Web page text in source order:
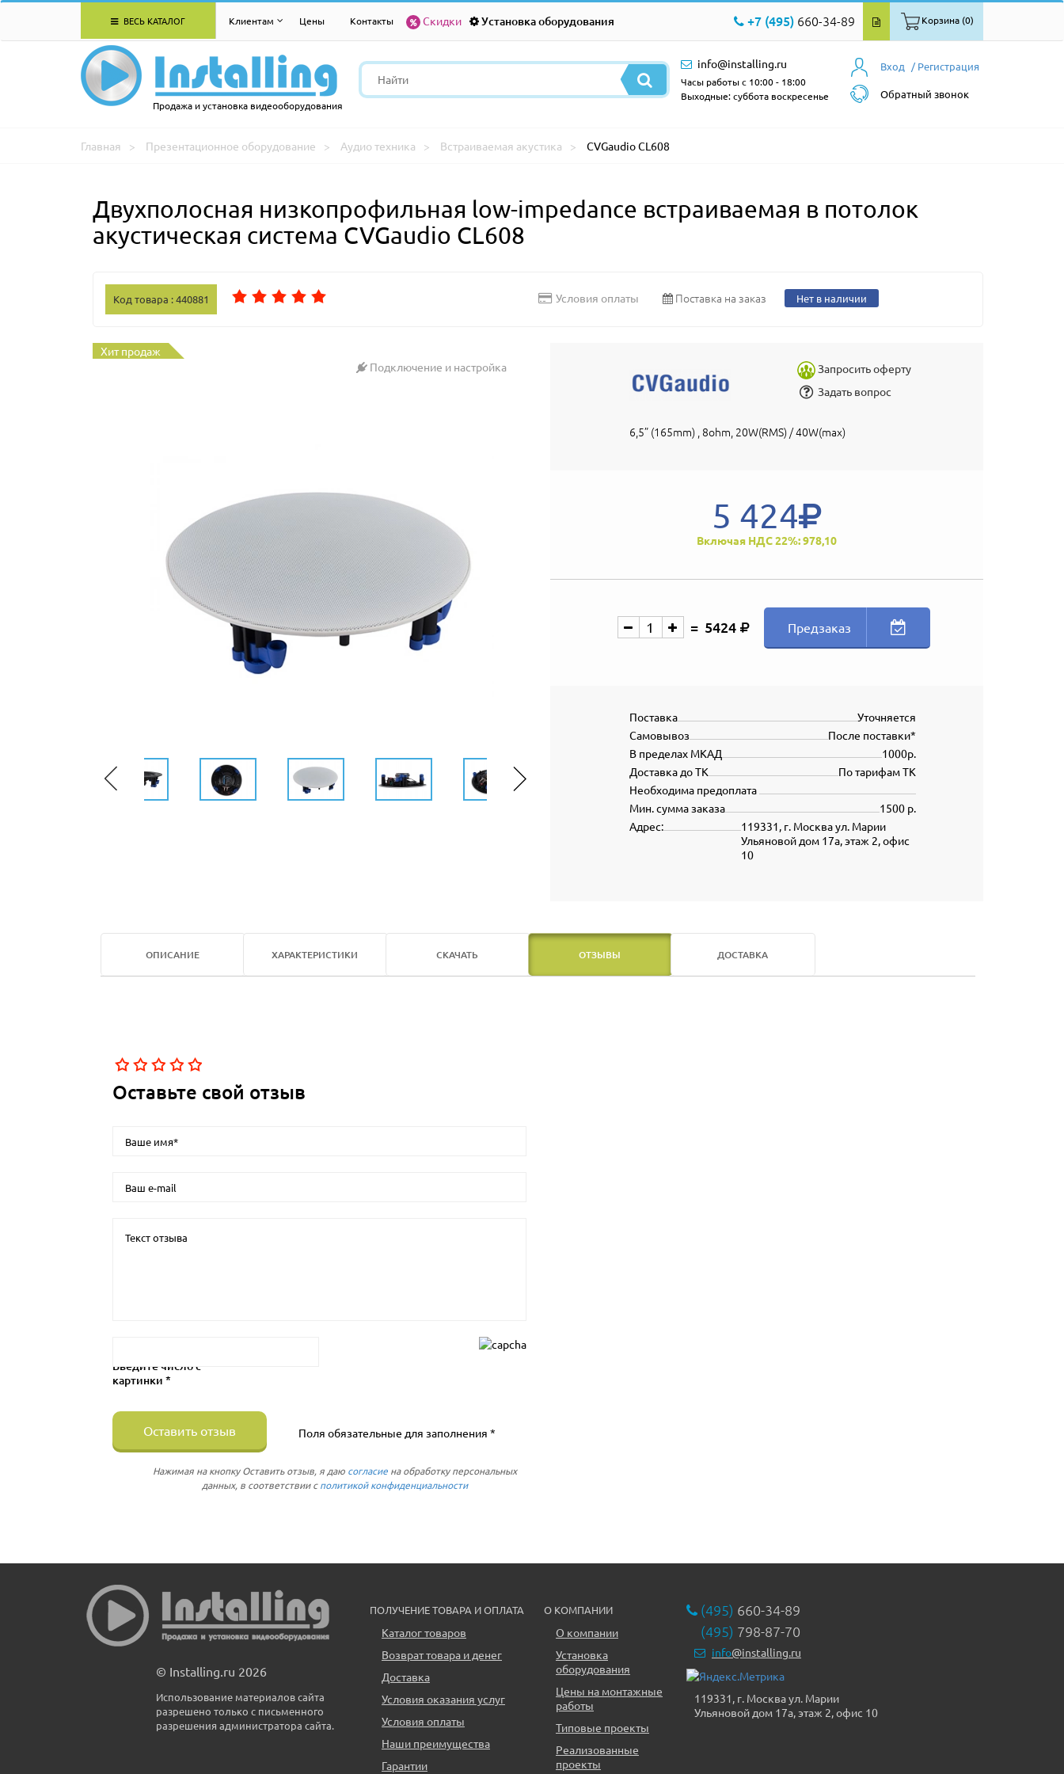
ВЕСЬ КАТАЛОГ Клиентам Цены Контакты Скидки Установка оборудования +7 (495) 660-34-89 Корзина (0)
Продажа и установка видеооборудования
Вход / Регистрация
Обратный звонок
info@installing.ru
Часы работы с 10:00 - 18:00
Выходные: суббота воскресенье
Главная Презентационное оборудование Аудио техника Встраиваемая акустика CVGaudio CL608
Двухполосная низкопрофильная low-impedance встраиваемая в потолок
акустическая система CVGaudio CL608
Код товара : 440881 Условия оплаты Поставка на заказ Нет в наличии
Хит продаж
Подключение и настройка
Запросить оферту
Задать вопрос
6,5” (165mm) , 8ohm, 20W(RMS) / 40W(max)
5 424
Включая НДС 22%: 978,10
5424 Предзаказ
Уточняется
Поставка
После поставки*
Самовывоз
1000р.
В пределах МКАД
По тарифам ТК
Доставка до ТК
Необходима предоплата
1500 р.
Мин. сумма заказа
119331, г. Москва ул. Марии
Ульяновой дом 17а, этаж 2, офис
10
Адрес:
ОПИСАНИЕ ХАРАКТЕРИСТИКИ СКАЧАТЬ ОТЗЫВЫ ДОСТАВКА
Оставьте свой отзыв
Введите число с
картинки *
Оставить отзыв Поля обязательные для заполнения *
Нажимая на кнопку Оставить отзыв, я даю согласие на обработку персональных
данных, в соответствии сполитикой конфиденциальности
© Installing.ru 2026
Использование материалов сайта
разрешено только с письменного
разрешения администратора сайта.
ПОЛУЧЕНИЕ ТОВАРА И ОПЛАТА
Каталог товаров
Возврат товара и денег
Доставка
Условия оказания услуг
Условия оплаты
Наши преимущества
Гарантии
О КОМПАНИИ
О компании
Установка
оборудования
Цены на монтажные
работы
Типовые проекты
Реализованные
проекты
(495) 660-34-89
(495) 798-87-70
info@installing.ru
119331, г. Москва ул. Марии
Ульяновой дом 17а, этаж 2, офис 10